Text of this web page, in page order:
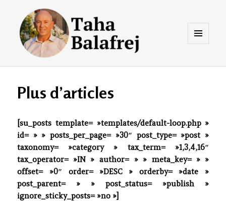
Taha Balafrej Blog
Plus d’articles
[su_posts template= »templates/default-loop.php »
id= » » posts_per_page= »30″ post_type= »post »
taxonomy= »category » tax_term= »1,3,4,16″
tax_operator= »IN » author= » » meta_key= » »
offset= »0″ order= »DESC » orderby= »date »
post_parent= » » post_status= »publish »
ignore_sticky_posts= »no »]